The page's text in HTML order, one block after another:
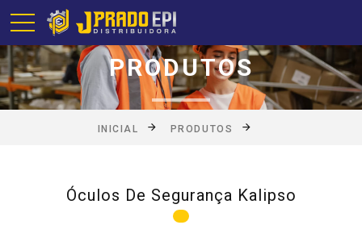
PRODUTOS
INICIAL PRODUTOS
Óculos De Segurança Kalipso